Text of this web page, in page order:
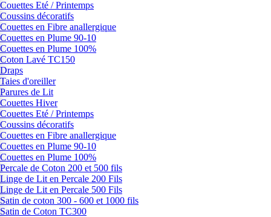
Couettes Eté / Printemps
Coussins décoratifs
Couettes en Fibre anallergique
Couettes en Plume 90-10
Couettes en Plume 100%
Coton Lavé TC150
Draps
Taies d'oreiller
Parures de Lit
Couettes Hiver
Couettes Eté / Printemps
Coussins décoratifs
Couettes en Fibre anallergique
Couettes en Plume 90-10
Couettes en Plume 100%
Percale de Coton 200 et 500 fils
Linge de Lit en Percale 200 Fils
Linge de Lit en Percale 500 Fils
Satin de coton 300 - 600 et 1000 fils
Satin de Coton TC300